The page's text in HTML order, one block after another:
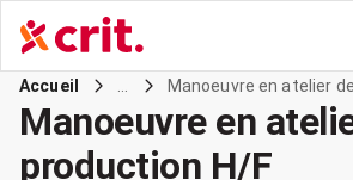
Accueil Manoeuvre en atelier
Manoeuvre en
production H/F